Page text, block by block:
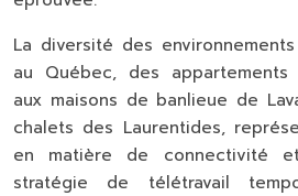
La diversité des
au Québec, des
aux maisons de banlieue de
chalets des Laurentides,
en matière de connectivité et
stratégie de télétravail